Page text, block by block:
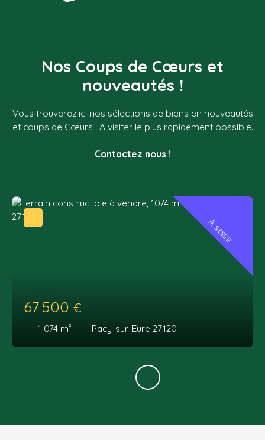
Nos Coups de Cœurs et
nouveautés !
Vous trouverez ici nos sélections de biens en nouveautés
et coups de Cœurs ! A visiter le plus rapidement possible.
Contactez nous !
67 500 €
1 074 m² Pacy-sur-Eure 27120
A saisir